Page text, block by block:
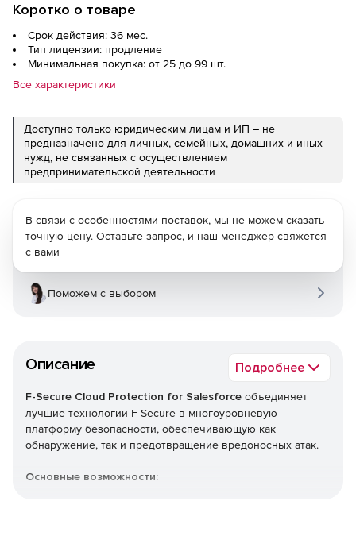
Коротко о товаре
Срок действия: 36 мес.
Тип лицензии: продление
Минимальная покупка: от 25 до 99 шт.
Все характеристики
Доступно только юридическим лицам и ИП – не
предназначено для личных, семейных, домашних и иных
нужд, не связанных с осуществлением
предпринимательской деятельности
Описание Подробнее
F-Secure Cloud Protection for Salesforce объединяет
лучшие технологии F-Secure в многоуровневую
платформу безопасности, обеспечивающую как
обнаружение, так и предотвращение вредоносных атак.
Основные возможности:
В связи с особенностями поставок, мы не можем сказать
точную цену. Оставьте запрос, и наш менеджер свяжется
с вами
Поможем с выбором